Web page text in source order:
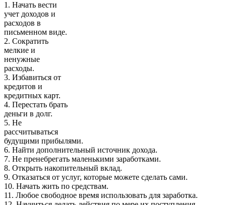
1. Начать вести
учет доходов и
расходов в
письменном виде.
2. Сократить
мелкие и
ненужные
расходы.
3. Избавиться от
кредитов и
кредитных карт.
4. Перестать брать
деньги в долг.
5. Не
рассчитываться
будущими прибылями.
6. Найти дополнительный источник дохода.
7. Не пренебрегать маленькими заработками.
8. Открыть накопительный вклад.
9. Отказаться от услуг, которые можете сделать сами.
10. Начать жить по средствам.
11. Любое свободное время использовать для заработка.